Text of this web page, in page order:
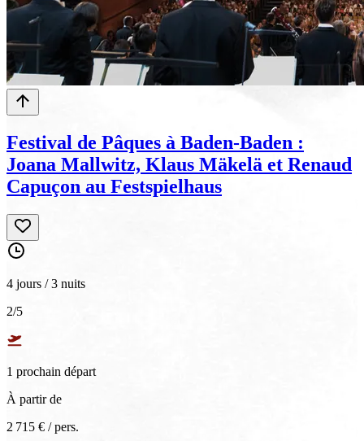
Festival de Pâques à Baden-Baden :
Joana Mallwitz, Klaus Mäkelä et Renaud
Capuçon au Festspielhaus
4 jours / 3 nuits
2/5
1 prochain départ
À partir de
2 715 € / pers.